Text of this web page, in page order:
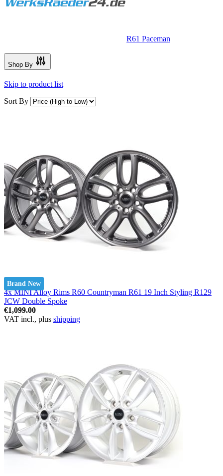
R61 Paceman
Shop By
Skip to product list
Sort By
Brand New
4x MINI Alloy Rims R60 Countryman R61 19 Inch Styling R129
JCW Double Spoke
€1,099.00
VAT incl., plus shipping